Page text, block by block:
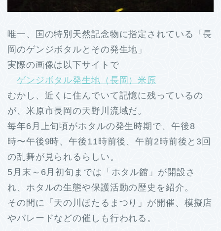
唯一、国の特別天然記念物に指定されている「長
岡のゲンジボタルとその発生地」
実際の画像は以下サイトで
ゲンジボタル発生地（長岡）米原
むかし、近くに住んでいて記憶に残っているの
が、米原市長岡の天野川流域だ。
毎年6月上旬頃がホタルの発生時期で、午後8
時〜午後9時、午後11時前後、午前2時前後と3回
の乱舞が見られるらしい。
5月末～6月初旬までは「ホタル館」が開設さ
れ、ホタルの生態や保護活動の歴史を紹介。
その間に「天の川ほたるまつり」が開催、模擬店
やパレードなどの催しも行われる。